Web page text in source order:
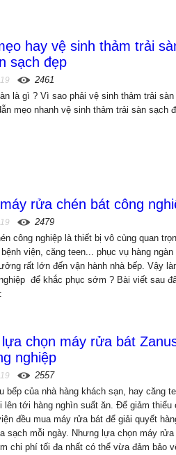
hay vệ sinh thảm trải
sạch đẹp
2461
là gì ? Vì sao phải vệ sinh thảm trải
mẹo nhanh vệ sinh thảm trải sàn sạch
rửa chén bát công
2479
công nghiệp là thiết bị vô cùng quan
viện, căng teen... phục vụ hàng
rất lớn đến vận hành nhà bếp. Vậy
để khắc phục sớm ? Bài viết sau
chọn máy rửa bát
nghiệp
2557
bếp của nhà hàng khách sạn, hay căng
lên tới hàng nghìn suất ăn. Để giảm
đều mua máy rửa bát để giải quyết
sạch mỗi ngày. Nhưng lựa chọn máy
chi phí tối đa nhất có thể vừa đảm bảo